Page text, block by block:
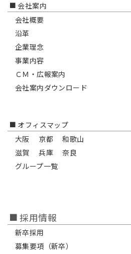
会社案内
会社概要
沿革
企業理念
事業内容
ＣＭ・広報案内
会社案内ダウンロード
オフィスマップ
大阪
京都
和歌山
滋賀
兵庫
奈良
グループ一覧
採用情報
新卒採用
募集要項（新卒）